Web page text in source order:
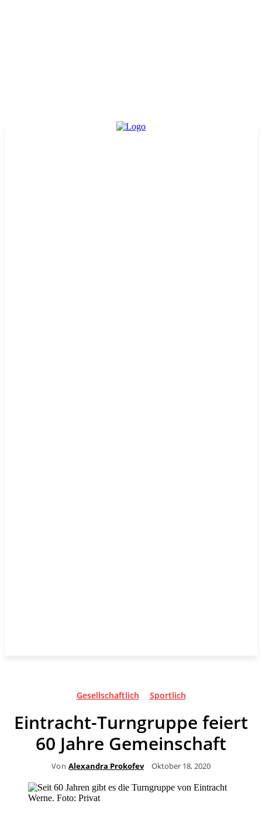
Gesellschaftlich Sportlich
Eintracht-Turngruppe feiert
60 Jahre Gemeinschaft
Von Alexandra Prokofev Oktober 18, 2020